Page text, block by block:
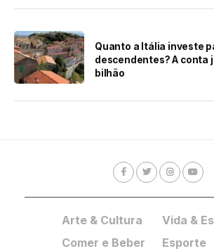
Quanto a Itália investe
descendentes? A conta
bilhão
Arte & Cultura
Comer e Beber
Vida &
Esporte